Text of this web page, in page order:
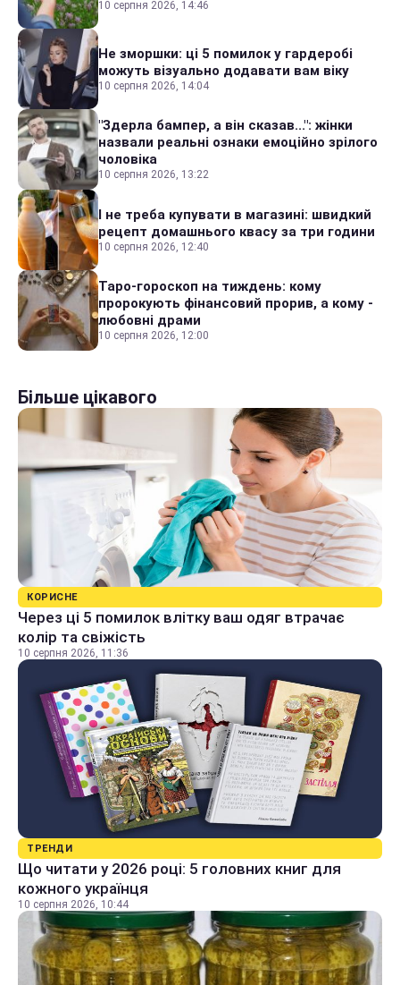
10 серпня 2026, 14:46
Не зморшки: ці 5 помилок у гардеробі
можуть візуально додавати вам віку
10 серпня 2026, 14:04
"Здерла бампер, а він сказав...": жінки
назвали реальні ознаки емоційно зрілого
чоловіка
10 серпня 2026, 13:22
І не треба купувати в магазині: швидкий
рецепт домашнього квасу за три години
10 серпня 2026, 12:40
Таро-гороскоп на тиждень: кому
пророкують фінансовий прорив, а кому -
любовні драми
10 серпня 2026, 12:00
Більше цікавого
КОРИСНЕ
Через ці 5 помилок влітку ваш одяг втрачає
колір та свіжість
10 серпня 2026, 11:36
ТРЕНДИ
Що читати у 2026 році: 5 головних книг для
кожного українця
10 серпня 2026, 10:44